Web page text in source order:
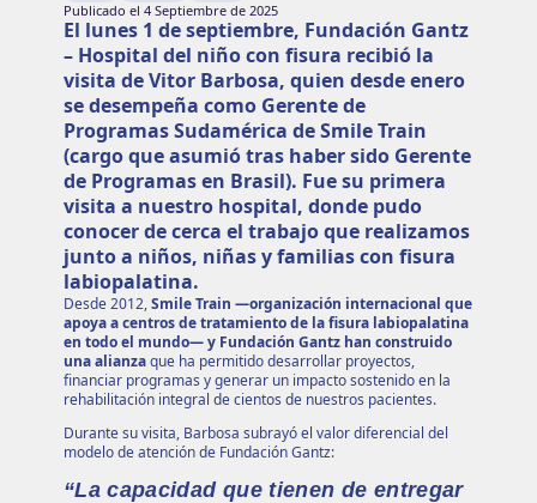
Publicado el 4 Septiembre de 2025
El lunes 1 de septiembre, Fundación Gantz
– Hospital del niño con fisura recibió la
visita de Vitor Barbosa, quien desde enero
se desempeña como Gerente de
Programas Sudamérica de Smile Train
(cargo que asumió tras haber sido Gerente
de Programas en Brasil). Fue su primera
visita a nuestro hospital, donde pudo
conocer de cerca el trabajo que realizamos
junto a niños, niñas y familias con fisura
labiopalatina.
Desde 2012,Smile Train —organización internacional que
apoya a centros de tratamiento de la fisura labiopalatina
en todo el mundo— y Fundación Gantz han construido
una alianzaque ha permitido desarrollar proyectos,
financiar programas y generar un impacto sostenido en la
rehabilitación integral de cientos de nuestros pacientes.
Durante su visita, Barbosa subrayó el valor diferencial del
modelo de atención de Fundación Gantz:
“La capacidad que tienen de entregar